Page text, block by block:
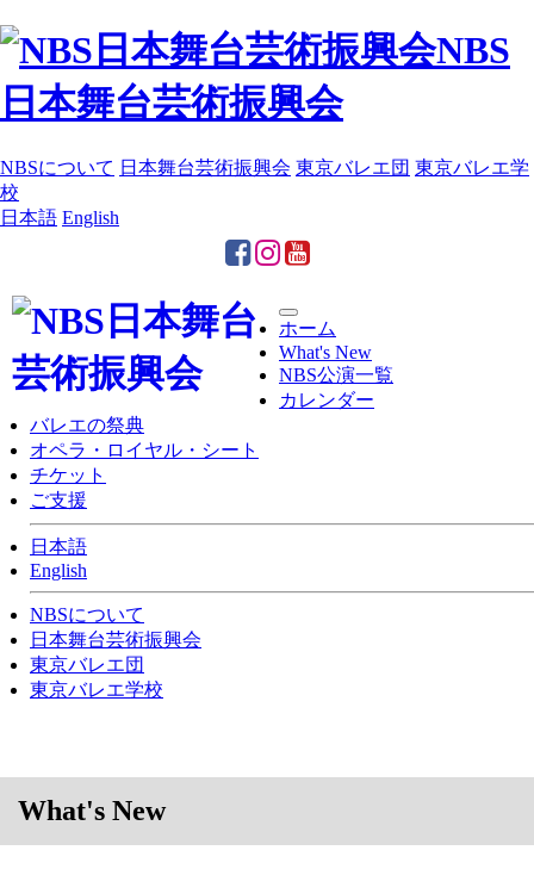
NBS
日本舞台芸術振興会
NBSについて 日本舞台芸術振興会 東京バレエ団 東京バレエ学
校
日本語 English
Toggle
navigation
ホーム
What's New
NBS公演一覧
カレンダー
バレエの祭典
オペラ・ロイヤル・シート
チケット
ご支援
日本語
English
NBSについて
日本舞台芸術振興会
東京バレエ団
東京バレエ学校
What's New